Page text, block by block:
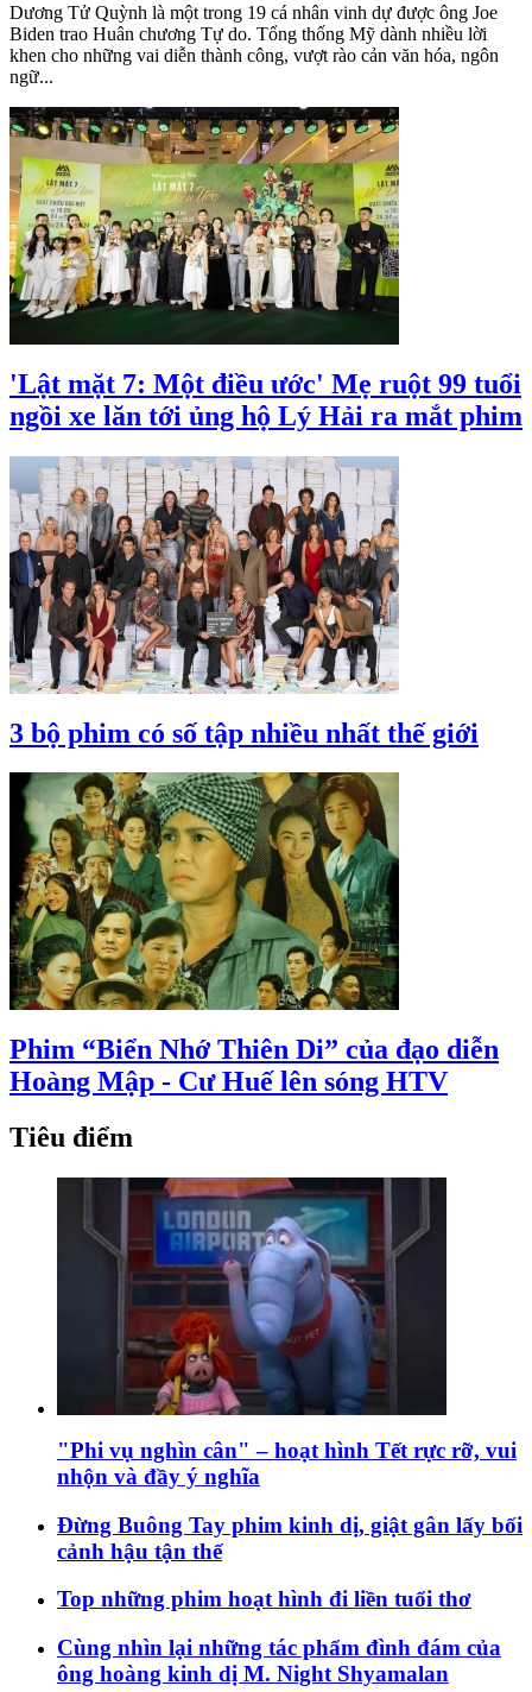
Dương Tử Quỳnh là một trong 19 cá nhân vinh dự được ông Joe
Biden trao Huân chương Tự do. Tổng thống Mỹ dành nhiều lời
khen cho những vai diễn thành công, vượt rào cản văn hóa, ngôn
ngữ...
'Lật mặt 7: Một điều ước' Mẹ ruột 99 tuổi
ngồi xe lăn tới ủng hộ Lý Hải ra mắt phim
3 bộ phim có số tập nhiều nhất thế giới
Phim “Biển Nhớ Thiên Di” của đạo diễn
Hoàng Mập - Cư Huế lên sóng HTV
Tiêu điểm
"Phi vụ nghìn cân" – hoạt hình Tết rực rỡ, vui
nhộn và đầy ý nghĩa
Đừng Buông Tay phim kinh dị, giật gân lấy bối
cảnh hậu tận thế
Top những phim hoạt hình đi liền tuổi thơ
Cùng nhìn lại những tác phẩm đình đám của
ông hoàng kinh dị M. Night Shyamalan